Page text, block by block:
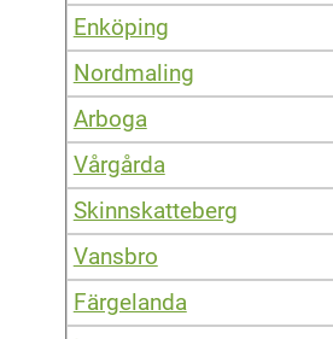
Enköping
Nordmaling
Arboga
Vårgårda
Skinnskatteberg
Vansbro
Färgelanda